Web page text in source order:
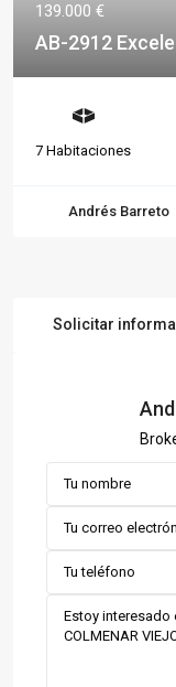
139.000 €
AB-2912
7 Habitaciones
Andrés Barreto
Solicitar